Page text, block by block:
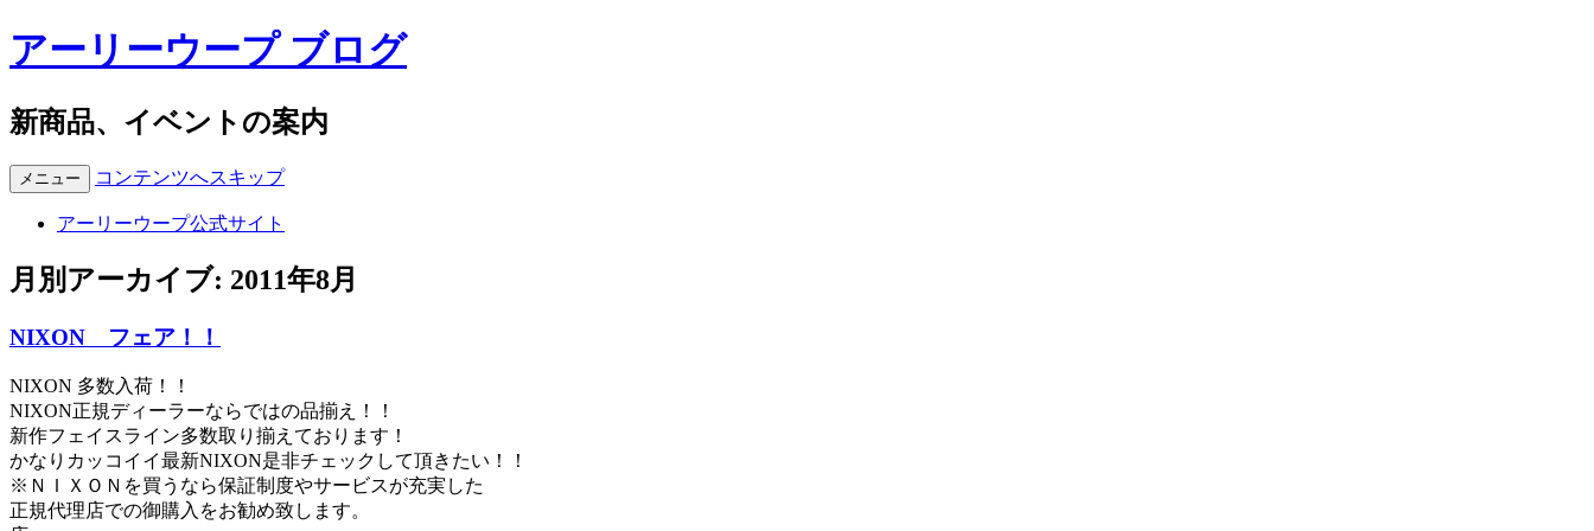
アーリーウープ ブログ
新商品、イベントの案内
メニュー コンテンツへスキップ
アーリーウープ公式サイト
月別アーカイブ: 2011年8月
NIXON フェア！！
NIXON 多数入荷！！
NIXON正規ディーラーならではの品揃え！！
新作フェイスライン多数取り揃えております！
かなりカッコイイ最新NIXON是非チェックして頂きたい！！
※ＮＩＸＯＮを買うなら保証制度やサービスが充実した
正規代理店での御購入をお勧め致します。